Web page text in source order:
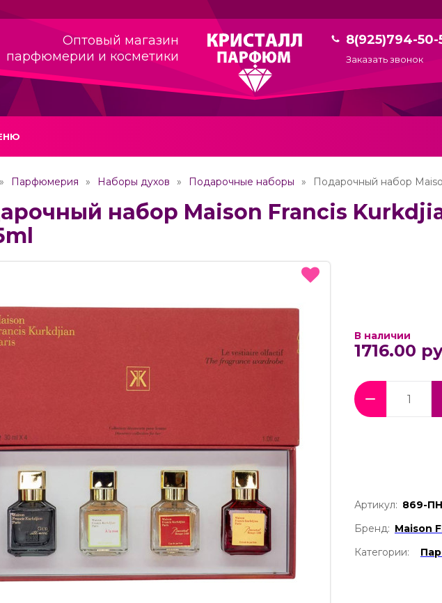
Оптовый магазин
парфюмерии и косметики
8(925)794-50-
Заказать звонок
Парфюмерия Наборы духов Подарочные наборы Подарочный набор
набор Maison Francis
В наличии
1716.00
Артикул: 869-
Бренд: Maison
Категории: